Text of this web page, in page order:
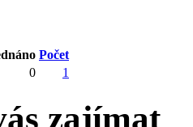
Počet
0 1
zajímat